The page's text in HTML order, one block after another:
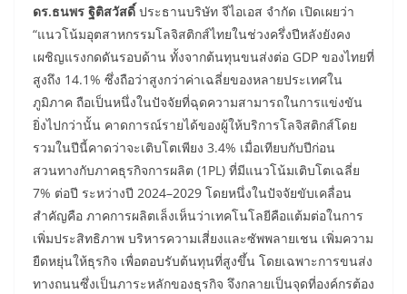
ดร.ธนพร ฐิติสวัสดิ์ ประธานบริษัท จีไอเอส จำกัด เปิดเผยว่า
“แนวโน้มอุตสาหกรรมโลจิสติกส์ไทยในช่วงครึ่งปีหลังยังคง
เผชิญแรงกดดันรอบด้าน ทั้งจากต้นทุนขนส่งต่อ GDP ของไทยที่
สูงถึง 14.1% ซึ่งถือว่าสูงกว่าค่าเฉลี่ยของหลายประเทศใน
ภูมิภาค ถือเป็นหนึ่งในปัจจัยที่ฉุดความสามารถในการแข่งขัน
ยิ่งไปกว่านั้น คาดการณ์รายได้ของผู้ให้บริการโลจิสติกส์โดย
รวมในปีนี้คาดว่าจะเติบโตเพียง 3.4% เมื่อเทียบกับปีก่อน
สวนทางกับภาคธุรกิจการผลิต (1PL) ที่มีแนวโน้มเติบโตเฉลี่ย
7% ต่อปี ระหว่างปี 2024–2029 โดยหนึ่งในปัจจัยขับเคลื่อน
สำคัญคือ ภาคการผลิตเล็งเห็นว่าเทคโนโลยีคือแต้มต่อในการ
เพิ่มประสิทธิภาพ บริหารความเสี่ยงและซัพพลายเชน เพิ่มความ
ยืดหยุ่นให้ธุรกิจ เพื่อตอบรับต้นทุนที่สูงขึ้น โดยเฉพาะการขนส่ง
ทางถนนซึ่งเป็นภาระหลักของธุรกิจ จึงกลายเป็นจุดที่องค์กรต้อง